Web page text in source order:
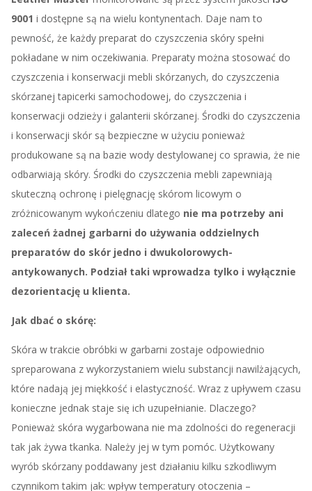
9001 i dostępne są na wielu kontynentach. Daje nam to
pewność, że każdy preparat do czyszczenia skóry spełni
pokładane w nim oczekiwania. Preparaty można stosować do
czyszczenia i konserwacji mebli skórzanych, do czyszczenia
skórzanej tapicerki samochodowej, do czyszczenia i
konserwacji odzieży i galanterii skórzanej. Środki do czyszczenia
i konserwacji skór są bezpieczne w użyciu ponieważ
produkowane są na bazie wody destylowanej co sprawia, że nie
odbarwiają skóry. Środki do czyszczenia mebli zapewniają
skuteczną ochronę i pielęgnację skórom licowym o
zróżnicowanym wykończeniu dlatego nie ma potrzeby ani
zaleceń żadnej garbarni do używania oddzielnych
preparatów do skór jedno i dwukolorowych-
antykowanych. Podział taki wprowadza tylko i wyłącznie
dezorientację u klienta.
Jak dbać o skórę:
Skóra w trakcie obróbki w garbarni zostaje odpowiednio
spreparowana z wykorzystaniem wielu substancji nawilżających,
które nadają jej miękkość i elastyczność. Wraz z upływem czasu
konieczne jednak staje się ich uzupełnianie. Dlaczego?
Ponieważ skóra wygarbowana nie ma zdolności do regeneracji
tak jak żywa tkanka. Należy jej w tym pomóc. Użytkowany
wyrób skórzany poddawany jest działaniu kilku szkodliwym
czynnikom takim jak: wpływ temperatury otoczenia –